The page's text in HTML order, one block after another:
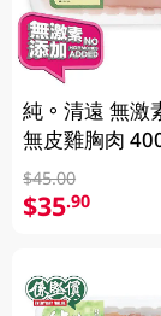
純。清遠 無激
無皮雞胸肉
$45.00
$35.90